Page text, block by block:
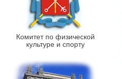
Комитет по физической
культуре и спорту